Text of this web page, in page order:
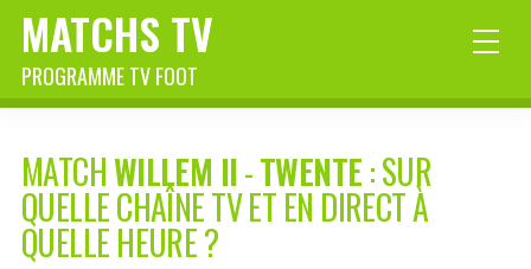
MATCHS TV
PROGRAMME TV FOOT
MATCHWILLEM II-TWENTE: SUR
QUELLE CHAÎNE TV ET EN DIRECT À
QUELLE HEURE ?